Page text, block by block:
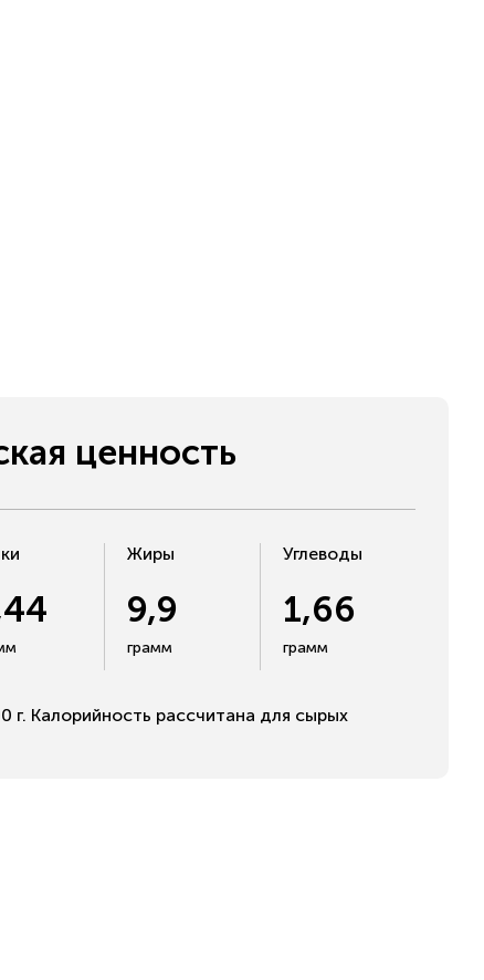
ценность
Жиры Углеводы
9,9
грамм
1,66
грамм
г. Калорийность рассчитана для сырых